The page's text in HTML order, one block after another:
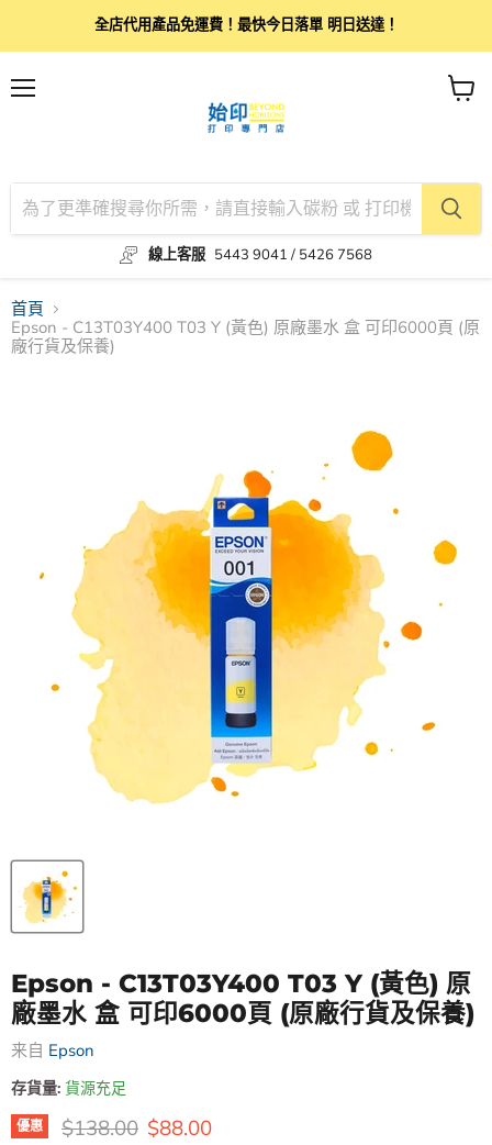
全店代用產品免運費！最快今日落單 明日送達！
線上客服 5443 9041 / 5426 7568
查
車
首頁
Epson - C13T03Y400 T03 Y (黃色) 原廠墨水 盒 可印6000頁 (原
廠行貨及保養)
Epson - C13T03Y400 T03 Y (黃色) 原
廠墨水 盒 可印6000頁 (原廠行貨及保養)
来自 Epson
存貨量: 貨源充足
優惠 原價
$138.00 售價
$88.00